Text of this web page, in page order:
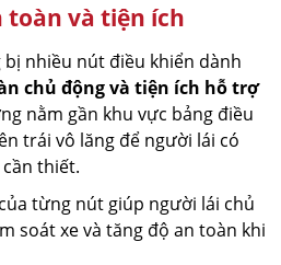
toàn và tiện ích
bị nhiều nút điều khiển dành
chủ động và tiện ích hỗ trợ
nằm gần khu vực bảng điều
trái vô lăng để người lái có
thiết.
từng nút giúp người lái chủ
soát xe và tăng độ an toàn khi